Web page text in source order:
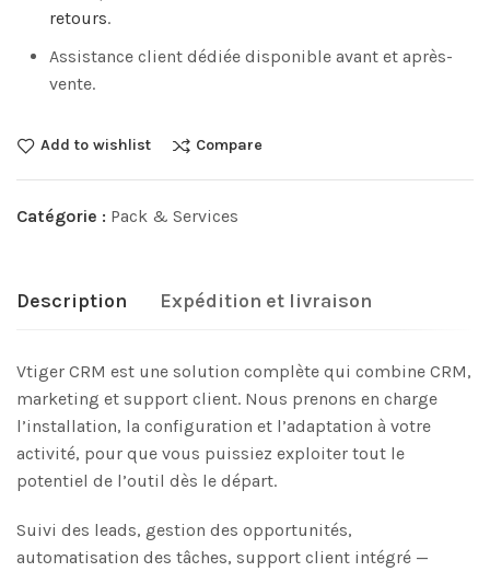
retours.
Assistance client dédiée disponible avant et après-
vente.
Add to wishlist Compare
Catégorie : Pack & Services
Description Expédition et livraison
Vtiger CRM est une solution complète qui combine CRM,
marketing et support client. Nous prenons en charge
l’installation, la configuration et l’adaptation à votre
activité, pour que vous puissiez exploiter tout le
potentiel de l’outil dès le départ.
Suivi des leads, gestion des opportunités,
automatisation des tâches, support client intégré —